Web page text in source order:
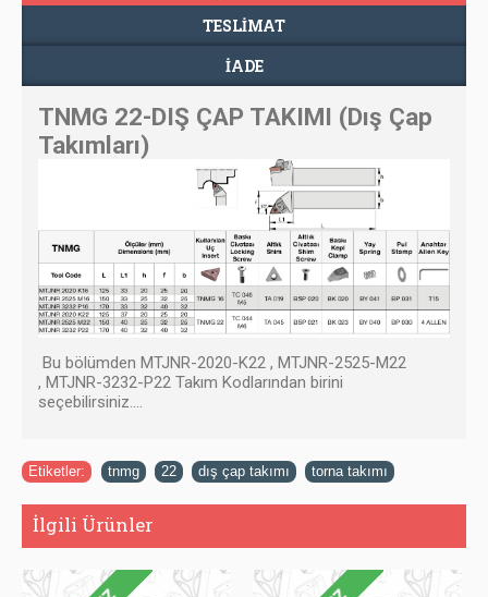
TESLIMAT
İADE
TNMG 22-DIŞ ÇAP TAKIMI (Dış Çap
Takımları)
Bu bölümden MTJNR-2020-K22 , MTJNR-2525-M22
, MTJNR-3232-P22 Takım Kodlarından birini
seçebilirsiniz....
Etiketler: tnmg 22 dış çap takımı torna takımı
İlgili Ürünler